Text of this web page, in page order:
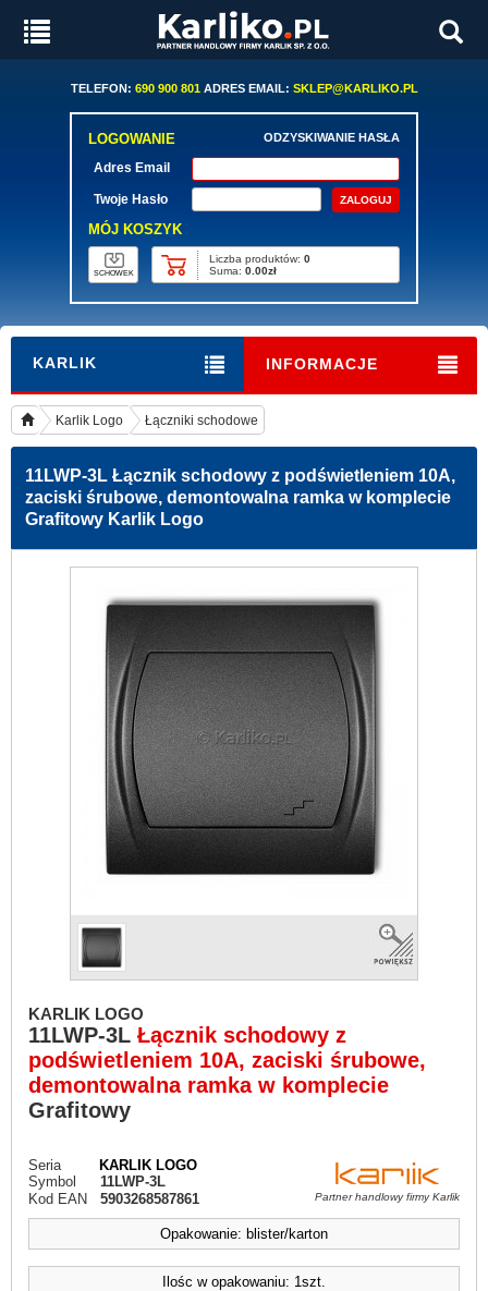
TELEFON: 690 900 801ADRES EMAIL: SKLEP@KARLIKO.PL
LOGOWANIE ODZYSKIWANIE HASŁA
Adres Email
Twoje Hasło
MÓJ KOSZYK
SCHOWEK
Liczba produktów: 0
Suma: 0.00zł
KARLIK INFORMACJE
Karlik Logo Łączniki schodowe
11LWP-3L Łącznik schodowy z podświetleniem 10A,
zaciski śrubowe, demontowalna ramka w komplecie
Grafitowy Karlik Logo
KARLIK LOGO
11LWP-3L Łącznik schodowy z
podświetleniem 10A, zaciski śrubowe,
demontowalna ramka w komplecie
Grafitowy
Seria
KARLIK LOGO
Symbol
11LWP-3L
Kod EAN
5903268587861 Partner handlowy firmy Karlik
Opakowanie: blister/karton
Ilośc w opakowaniu: 1szt.